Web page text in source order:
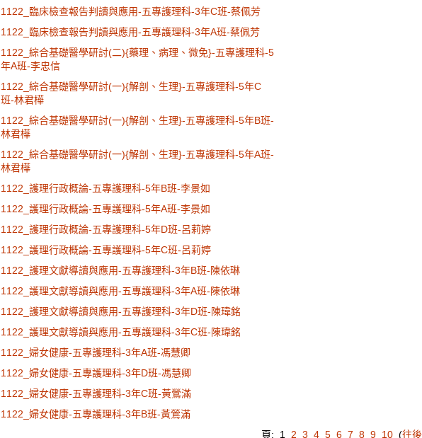
1122_臨床檢查報告判讀與應用-五專護理科-3年C班-蔡佩芳
1122_臨床檢查報告判讀與應用-五專護理科-3年A班-蔡佩芳
1122_綜合基礎醫學研討(二){藥理、病理、微免}-五專護理科-5
年A班-李忠信
1122_綜合基礎醫學研討(一){解剖、生理}-五專護理科-5年C
班-林君樺
1122_綜合基礎醫學研討(一){解剖、生理}-五專護理科-5年B班-
林君樺
1122_綜合基礎醫學研討(一){解剖、生理}-五專護理科-5年A班-
林君樺
1122_護理行政概論-五專護理科-5年B班-李景如
1122_護理行政概論-五專護理科-5年A班-李景如
1122_護理行政概論-五專護理科-5年D班-呂莉婷
1122_護理行政概論-五專護理科-5年C班-呂莉婷
1122_護理文獻導讀與應用-五專護理科-3年B班-陳依琳
1122_護理文獻導讀與應用-五專護理科-3年A班-陳依琳
1122_護理文獻導讀與應用-五專護理科-3年D班-陳瑋銘
1122_護理文獻導讀與應用-五專護理科-3年C班-陳瑋銘
1122_婦女健康-五專護理科-3年A班-馮慧卿
1122_婦女健康-五專護理科-3年D班-馮慧卿
1122_婦女健康-五專護理科-3年C班-黃鶯滿
1122_婦女健康-五專護理科-3年B班-黃鶯滿
頁: 1 2 3 4 5 6 7 8 9 10(往後